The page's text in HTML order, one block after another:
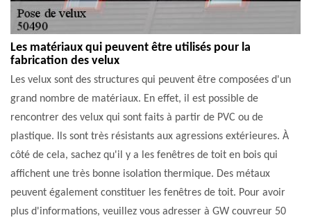
Les matériaux qui peuvent être utilisés pour la
fabrication des velux
Les velux sont des structures qui peuvent être composées d'un
grand nombre de matériaux. En effet, il est possible de
rencontrer des velux qui sont faits à partir de PVC ou de
plastique. Ils sont très résistants aux agressions extérieures. À
côté de cela, sachez qu'il y a les fenêtres de toit en bois qui
affichent une très bonne isolation thermique. Des métaux
peuvent également constituer les fenêtres de toit. Pour avoir
plus d'informations, veuillez vous adresser à GW couvreur 50